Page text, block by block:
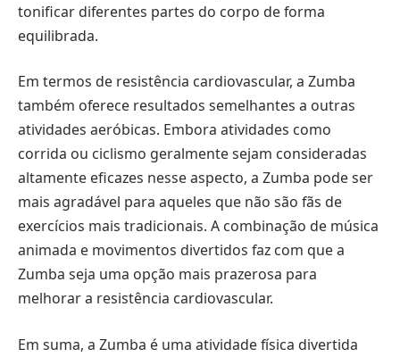
tonificar diferentes partes do corpo de forma
equilibrada.
Em termos de resistência cardiovascular, a Zumba
também oferece resultados semelhantes a outras
atividades aeróbicas. Embora atividades como
corrida ou ciclismo geralmente sejam consideradas
altamente eficazes nesse aspecto, a Zumba pode ser
mais agradável para aqueles que não são fãs de
exercícios mais tradicionais. A combinação de música
animada e movimentos divertidos faz com que a
Zumba seja uma opção mais prazerosa para
melhorar a resistência cardiovascular.
Em suma, a Zumba é uma atividade física divertida